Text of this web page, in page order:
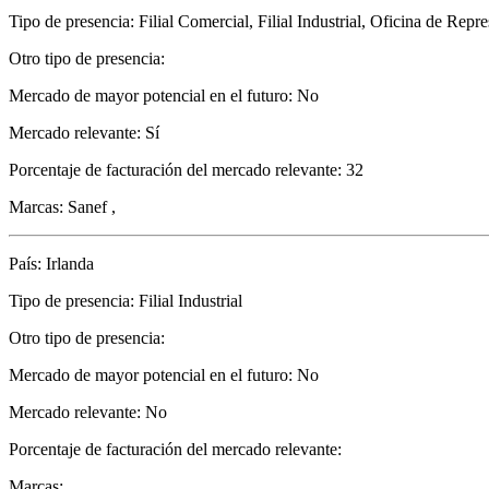
Tipo de presencia: Filial Comercial, Filial Industrial, Oficina de
Otro tipo de presencia:
Mercado de mayor potencial en el futuro: No
Mercado relevante: Sí
Porcentaje de facturación del mercado relevante: 32
Marcas: Sanef ,
País: Irlanda
Tipo de presencia: Filial Industrial
Otro tipo de presencia:
Mercado de mayor potencial en el futuro: No
Mercado relevante: No
Porcentaje de facturación del mercado relevante: